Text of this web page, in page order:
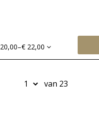
22,00
van 23